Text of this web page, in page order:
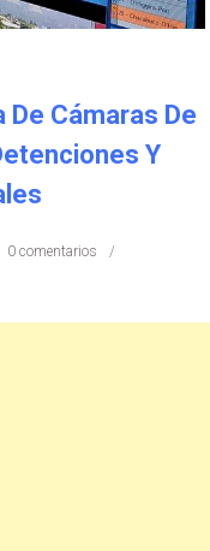
Cámaras De
Y
0 comentarios